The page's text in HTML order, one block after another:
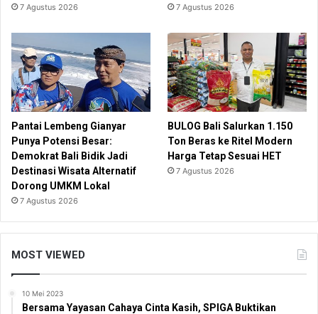
7 Agustus 2026 7 Agustus 2026
Pantai Lembeng Gianyar
Punya Potensi Besar:
Demokrat Bali Bidik Jadi
Destinasi Wisata Alternatif
Dorong UMKM Lokal
7 Agustus 2026
BULOG Bali Salurkan 1.150
Ton Beras ke Ritel Modern
Harga Tetap Sesuai HET
7 Agustus 2026
MOST VIEWED
10 Mei 2023
Bersama Yayasan Cahaya Cinta Kasih, SPIGA Buktikan